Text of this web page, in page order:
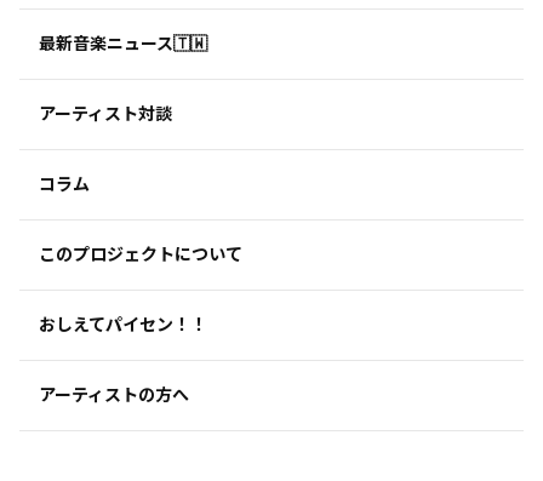
最新音楽ニュース🇹🇼
アーティスト対談
コラム
このプロジェクトについて
おしえてパイセン！！
アーティストの方へ